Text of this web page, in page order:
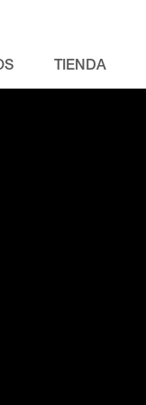
TIENDA